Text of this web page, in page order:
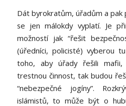
Dát byrokratům, úřadům a pak
se jen málokdy vyplatí. Je
možností jak “řešit
(úředníci, policisté) vyberou
toho, aby úřady řešili mafii,
trestnou činnost, tak budou
“nebezpečné jogíny”.
islámistů, to může být o